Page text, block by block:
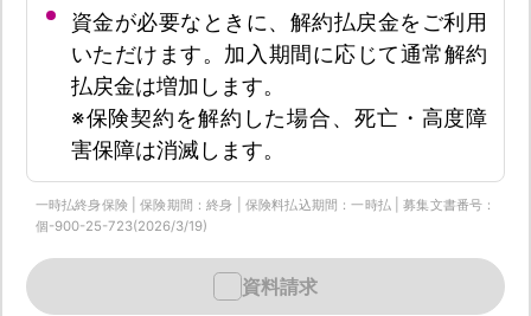
資金が必要なときに、解約払戻金をご利用
いただけます。加入期間に応じて通常解約
払戻金は増加します。
※保険契約を解約した場合、死亡・高度障
害保障は消滅します。
一時払終身保険 | 保険期間：終身 | 保険料払込期間：一時払 | 募集文書番号：
個-900-25-723(2026/3/19)
資料請求